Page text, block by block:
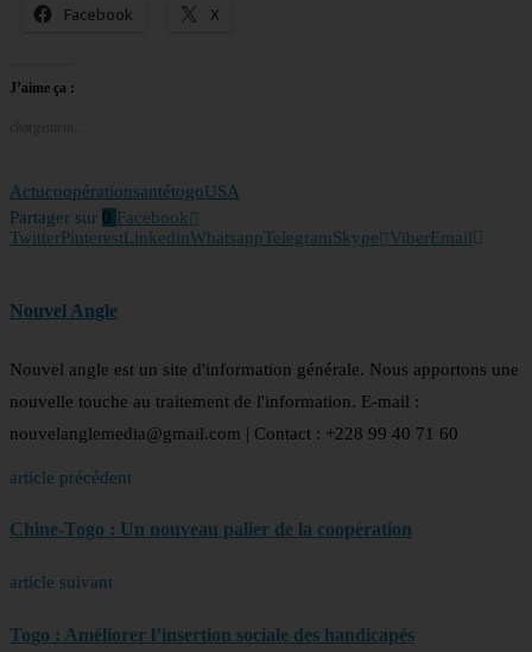
Facebook X
J’aime ça :
ActucoopérationsantétogoUSA
Partager sur 0 Facebook
TwitterPinterestLinkedinWhatsappTelegramSkype ViberEmail
Nouvel Angle
Nouvel angle est un site d'information générale. Nous apportons une
nouvelle touche au traitement de l'information. E-mail :
nouvelanglemedia@gmail.com | Contact : +228 99 40 71 60
article précédent
Chine-Togo : Un nouveau palier de la coopération
article suivant
Togo : Améliorer l’insertion sociale des handicapés